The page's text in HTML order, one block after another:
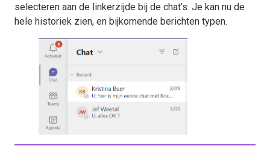
selecteren aan de linkerzijde bij de chat’s. Je kan nu de
hele historiek zien, en bijkomende berichten typen.